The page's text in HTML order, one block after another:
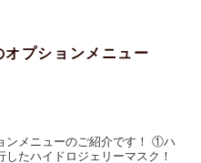
オプションメニュー